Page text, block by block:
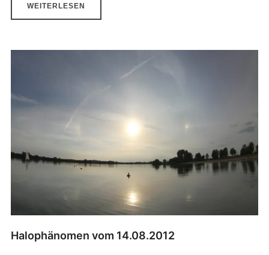
WEITERLESEN
Halophänomen vom 14.08.2012